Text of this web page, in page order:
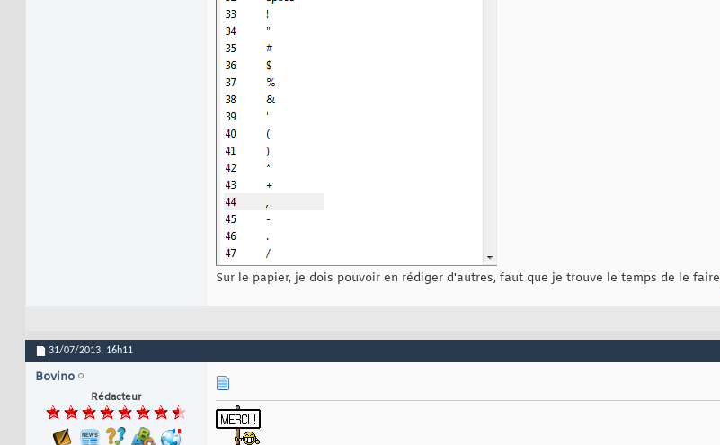
Sur le papier, je dois pouvoir en rédiger d'autres, faut que je trouve le temps de le faire
31/07/2013, 16h11
Bovino
Rédacteur